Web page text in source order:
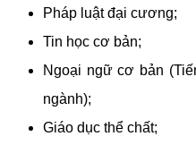
Pháp luật đại cương;
Tin học cơ bản;
Ngoại ngữ cơ bản
ngành);
Giáo dục thể chất;